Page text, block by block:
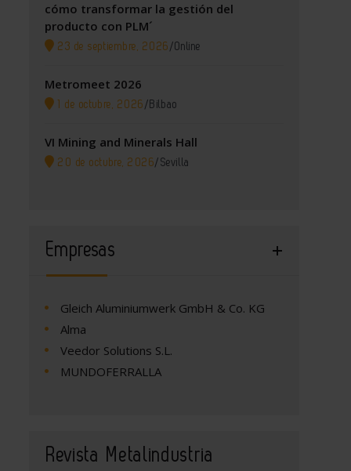
cómo transformar la gestión del
producto con PLM´
23 de septiembre, 2026 /Online
Metromeet 2026
1 de octubre, 2026 / Bilbao
VI Mining and Minerals Hall
20 de octubre, 2026/ Sevilla
Empresas
Gleich Aluminiumwerk GmbH & Co. KG
Alma
Veedor Solutions S.L.
MUNDOFERRALLA
Revista Metalindustria